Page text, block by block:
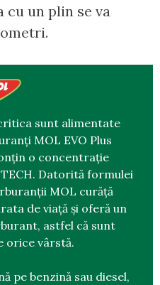
un plin se va
sunt alimentate
MOL EVO Plus
o concentrație
Datorită formulei
MOL curăță
de viață și oferă un
astfel că sunt
orice vârstă.
pe benzină sau diesel,